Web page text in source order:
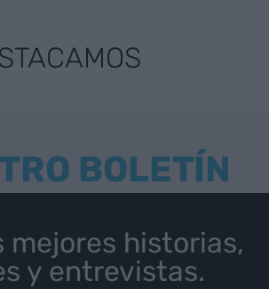
BOLETÍN
mejores historias,
y entrevistas.